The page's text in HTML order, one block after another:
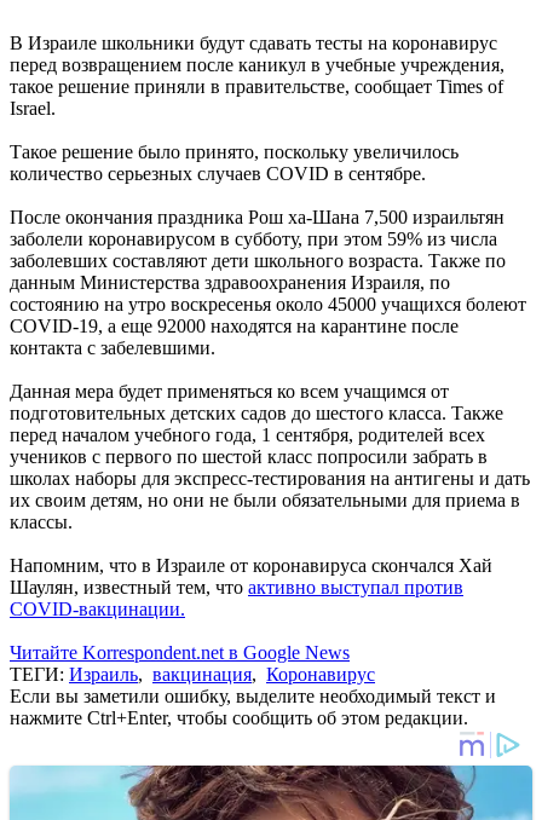
В Израиле школьники будут сдавать тесты на коронавирус
перед возвращением после каникул в учебные учреждения,
такое решение приняли в правительстве, сообщает Times of
Israel.
Такое решение было принято, поскольку увеличилось
количество серьезных случаев COVID в сентябре.
После окончания праздника Рош ха-Шана 7,500 израильтян
заболели коронавирусом в субботу, при этом 59% из числа
заболевших составляют дети школьного возраста. Также по
данным Министерства здравоохранения Израиля, по
состоянию на утро воскресенья около 45000 учащихся болеют
COVID-19, а еще 92000 находятся на карантине после
контакта с забелевшими.
Данная мера будет применяться ко всем учащимся от
подготовительных детских садов до шестого класса. Также
перед началом учебного года, 1 сентября, родителей всех
учеников с первого по шестой класс попросили забрать в
школах наборы для экспресс-тестирования на антигены и дать
их своим детям, но они не были обязательными для приема в
классы.
Напомним, что в Израиле от коронавируса скончался Хай
Шаулян, известный тем, что активно выступал против
COVID-вакцинации.
Читайте Korrespondent.net в Google News
ТЕГИ: Израиль, вакцинация, Коронавирус
Если вы заметили ошибку, выделите необходимый текст и
нажмите Ctrl+Enter, чтобы сообщить об этом редакции.